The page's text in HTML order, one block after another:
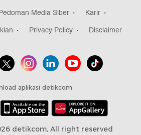
Media Siber
Karir
Privacy Policy Disclaimer
aplikasi detikcom
detikcom, All right reserved